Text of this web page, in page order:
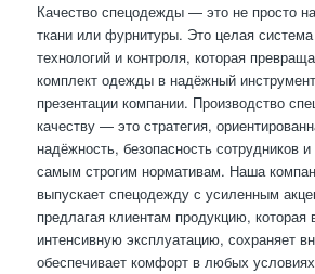
Качество спецодежды — это не просто
ткани или фурнитуры. Это целая
технологий и контроля, которая
комплект одежды в надёжный
презентации компании. Производство
качеству — это стратегия,
надёжность, безопасность сотрудников и
самым строгим нормативам. Наша
выпускает спецодежду с усиленным
предлагая клиентам продукцию, которая
интенсивную эксплуатацию, сохраняет
обеспечивает комфорт в любых